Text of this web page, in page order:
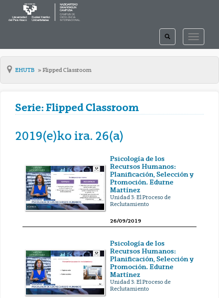
TOGGLE
TOGGLE
SEARCH
EHUTB Flipped Classroom
Serie: Flipped Classroom
2019(e)ko ira. 26(a)
Psicología de los
Recursos Humanos:
Planificación, Selección y
Promoción. Edurne
Martínez
Unidad 3: El Proceso de
Reclutamiento
26/09/2019
Psicología de los
Recursos Humanos:
Planificación, Selección y
Promoción. Edurne
Martínez
Unidad 3: El Proceso de
Reclutamiento